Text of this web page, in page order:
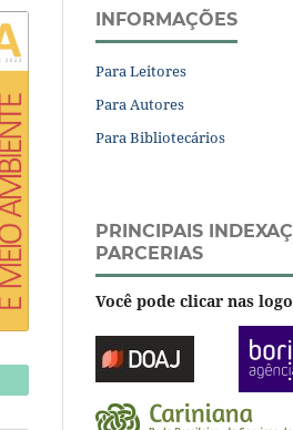
INFORMAÇÕES
Para Leitores
Para Autores
Para Bibliotecários
PRINCIPAIS
PARCERIAS
Você pode clicar nas